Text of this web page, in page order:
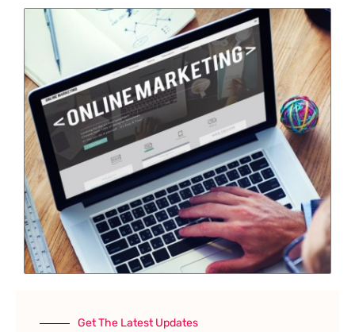
Get The Latest Updates